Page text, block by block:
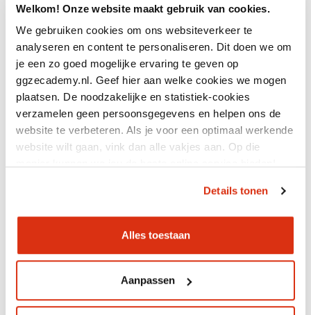
Welkom! Onze website maakt gebruik van cookies.
We gebruiken cookies om ons websiteverkeer te
analyseren en content te personaliseren. Dit doen we om
je een zo goed mogelijke ervaring te geven op
ggzecademy.nl. Geef hier aan welke cookies we mogen
plaatsen. De noodzakelijke en statistiek-cookies
verzamelen geen persoonsgegevens en helpen ons de
website te verbeteren. Als je voor een optimaal werkende
website wilt gaan, vink dan alle vakjes aan. Op die
Details tonen
Alles toestaan
Aanpassen
14 jul 2026
Terugblik congres:
nieuwsgierigheid
11 jul 2026
Resourcegroepen:
herstellen doe je samen